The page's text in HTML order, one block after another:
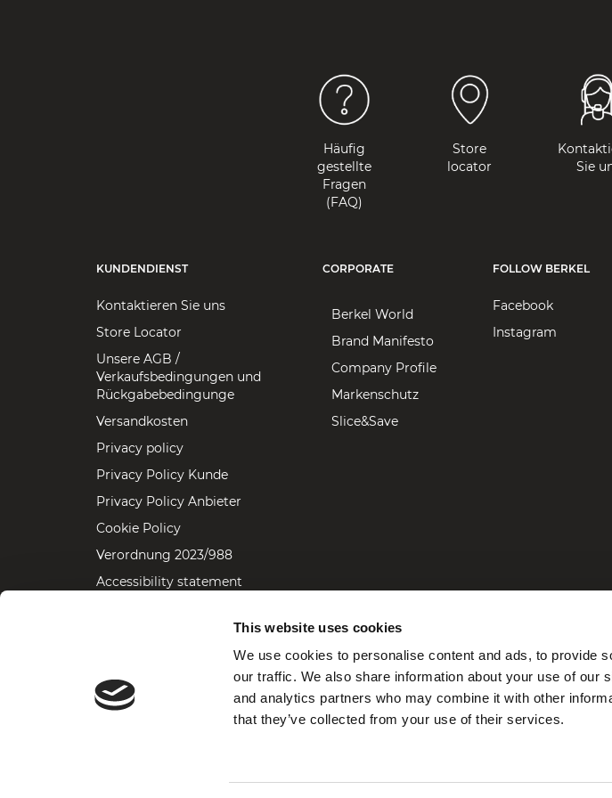
This website uses cookies
We use cookies to personalise content and ads, to provide
our traffic. We also share information about your use of our
and analytics partners who may combine it with other
that they’ve collected from your use of their services.
Häufig
gestellte
Fragen
(FAQ)
Store
locator
Sie
KUNDENDIENST
Kontaktieren Sie uns
Store Locator
Unsere AGB /
Verkaufsbedingungen und
Rückgabebedingunge
Versandkosten
Privacy policy
Privacy Policy Kunde
Privacy Policy Anbieter
Cookie Policy
Verordnung 2023/988
Accessibility statement
CORPORATE
Berkel World
Brand Manifesto
Company Profile
Markenschutz
Slice&Save
FOLLOW BERKEL
Facebook
Instagram
Van Berkel International S.r.l. - P.I. 08688960965 - C.S. 100.000 € i.v. |
REA VA-350604
Via Ugo Foscolo, 22 - 21040 Oggiona S. Stefano (VA) Italy